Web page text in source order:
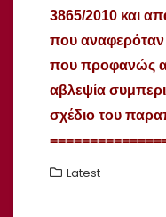
3865/2010 και
που αναφερόταν
που προφανώς
αβλεψία
σχέδιο του
Latest